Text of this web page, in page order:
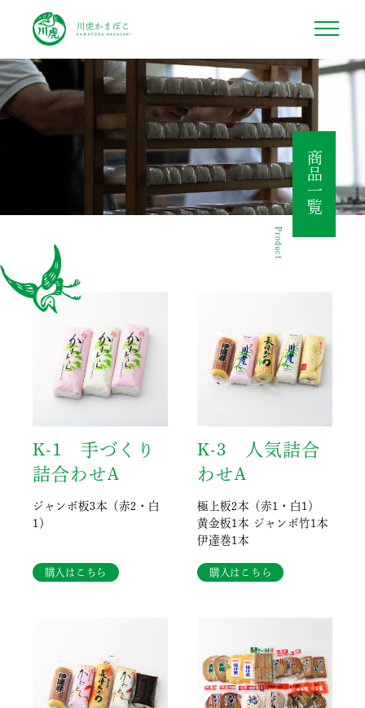
川虎かまぼこ
商品一覧
Product
K-1 手づくり
詰合わせA
ジャンボ板3本（赤2・白
1）
購入はこちら
K-3 人気詰合
わせA
極上板2本（赤1・白1）
黄金板1本 ジャンボ竹1本
伊達巻1本
購入はこちら